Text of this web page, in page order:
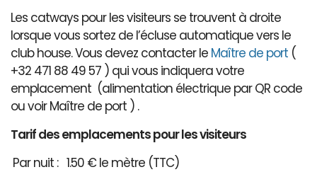
Les catways pour les visiteurs se trouvent à droite
lorsque vous sortez de l’écluse automatique vers le
club house. Vous devez contacter le Maître de port (
+32 471 88 49 57 ) qui vous indiquera votre
emplacement (alimentation électrique par QR code
ou voir Maître de port ) .
Tarif des emplacements pour les visiteurs
Par nuit : 1.50 € le mètre (TTC)